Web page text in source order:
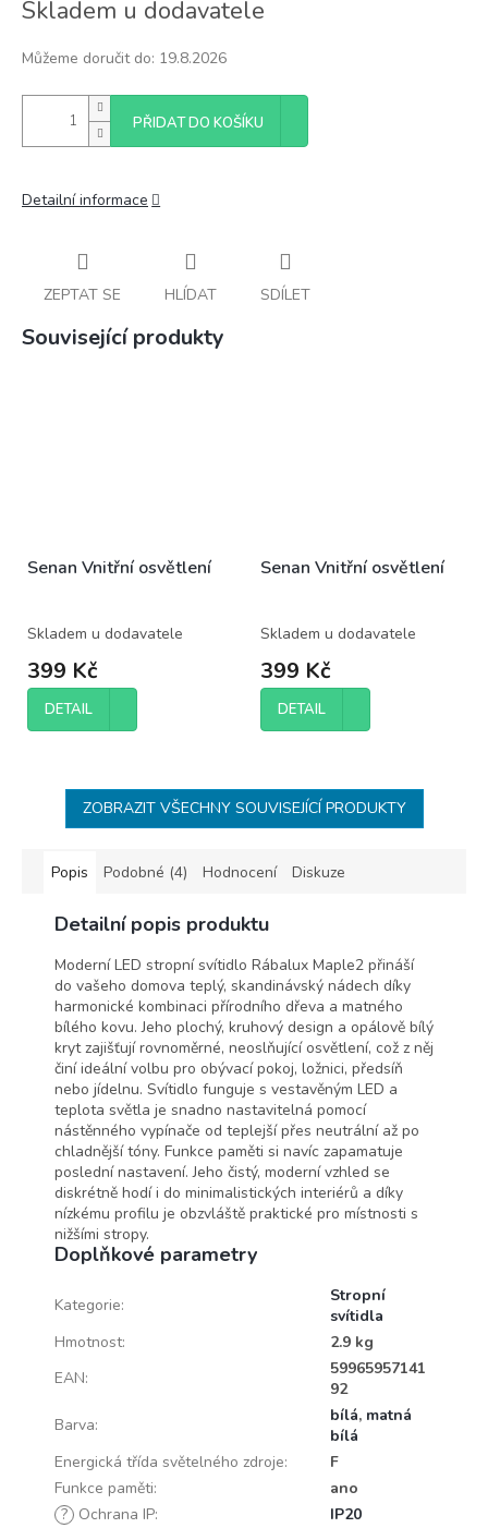
cena:
Skladem u dodavatele
Můžeme doručit do: 19.8.2026
PŘIDAT DO KOŠÍKU
Detailní informace
ZEPTAT SE HLÍDAT SDÍLET
Související produkty
Senan Vnitřní osvětlení
Skladem u dodavatele
399 Kč
DETAIL
Senan Vnitřní osvětlení
Skladem u dodavatele
399 Kč
DETAIL
ZOBRAZIT VŠECHNY SOUVISEJÍCÍ PRODUKTY
Popis Podobné (4) Hodnocení Diskuze
Detailní popis produktu
Moderní LED stropní svítidlo Rábalux Maple2 přináší
do vašeho domova teplý, skandinávský nádech díky
harmonické kombinaci přírodního dřeva a matného
bílého kovu. Jeho plochý, kruhový design a opálově bílý
kryt zajišťují rovnoměrné, neoslňující osvětlení, což z něj
činí ideální volbu pro obývací pokoj, ložnici, předsíň
nebo jídelnu. Svítidlo funguje s vestavěným LED a
teplota světla je snadno nastavitelná pomocí
nástěnného vypínače od teplejší přes neutrální až po
chladnější tóny. Funkce paměti si navíc zapamatuje
poslední nastavení. Jeho čistý, moderní vzhled se
diskrétně hodí i do minimalistických interiérů a díky
nízkému profilu je obzvláště praktické pro místnosti s
nižšími stropy.
Doplňkové parametry
Kategorie:
Stropní
svítidla
Hmotnost:
2.9 kg
EAN:
59965957141
92
Barva: bílá, matná
bílá
Energická třída světelného zdroje:
F
Funkce paměti:
ano
? Ochrana IP:
IP20